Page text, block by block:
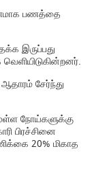
பணத்தை
இருப்பது
சேர்ந்து
நோய்களுக்கு
பிரச்சினை
20% மிகாத